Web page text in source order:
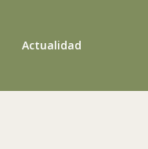
Actualidad